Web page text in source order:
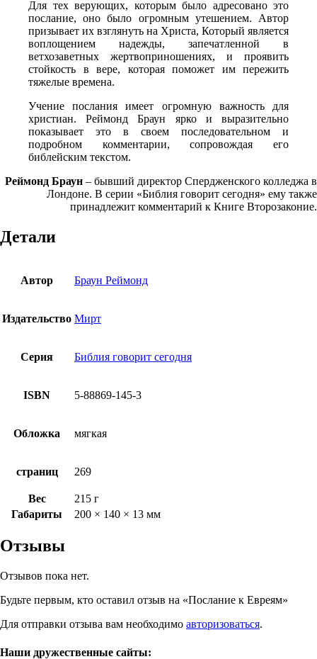
Для тех верующих, которым было адресовано это
посла­ние, оно было огромным утешением. Автор
призывает их взглянуть на Христа, Который является
воплощением надеж­ды, запечатленной в
ветхозаветных жертвоприношениях, и проявить
стойкость в вере, которая поможет им пережить
тяжелые времена.
Учение послания имеет огромную важность для
христиан. Реймонд Браун ярко и выразительно
показывает это в своем последовательном и
подробном комментарии, сопровождая его
библейским текстом.
Реймонд Браун – бывший директор Спердженского кол­леджа в
Лондоне. В серии «Библия говорит сегодня» ему также
принадлежит комментарий к Книге Второзаконие.
Детали
Автор Браун Реймонд
Издательство Мирт
Серия Библия говорит сегодня
ISBN 5-88869-145-3
Обложка мягкая
страниц 269
Вес
215 г
Габариты
200 × 140 × 13 мм
Отзывы
Отзывов пока нет.
Будьте первым, кто оставил отзыв на «Послание к Евреям»
Для отправки отзыва вам необходимо авторизоваться.
Наши дружественные сайты: